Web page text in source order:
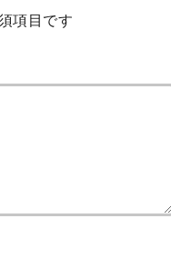
項目です